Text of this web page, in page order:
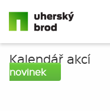
Kalendář akcí
novinek